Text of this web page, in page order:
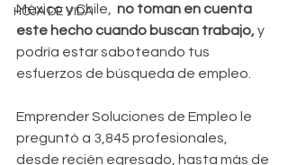
HOJA DE VIDA
México y Chile,
no toman en cuenta
este hecho cuando buscan trabajo, y
podría estar saboteando tus
esfuerzos de búsqueda de empleo.
Emprender Soluciones de Empleo le
preguntó a 3,845 profesionales,
desde recién egresado, hasta más de